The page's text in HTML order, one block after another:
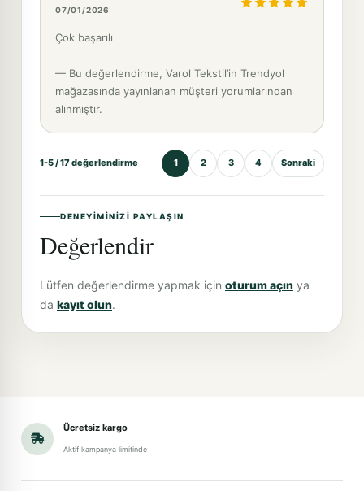
07/01/2026
Çok başarılı
— Bu değerlendirme, Varol Tekstil’in Trendyol
mağazasında yayınlanan müşteri yorumlarından
alınmıştır.
1-5 / 17 değerlendirme 1 2 3 4 Sonraki
DENEYIMINIZI PAYLAŞIN
Değerlendir
Lütfen değerlendirme yapmak için oturum açın ya
da kayıt olun.
Ücretsiz kargo
Aktif kampanya limitinde